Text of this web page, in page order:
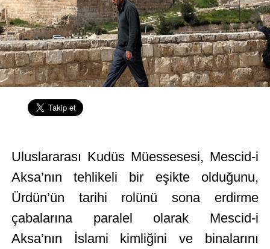
Uluslararası Kudüs Müessesesi, Mescid-i
Aksa’nın tehlikeli bir eşikte olduğunu,
Ürdün’ün tarihi rolünü sona erdirme
çabalarına paralel olarak Mescid-i
Aksa’nın İslami kimliğini ve binalarını